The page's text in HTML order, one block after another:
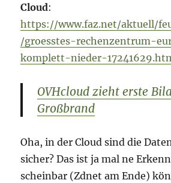
Cloud:
https://www.faz.net/aktuell/
/groesstes-rechenzentrum-
komplett-nieder-
OVHcloud zieht erste
Großbrand
Oha, in der Cloud sind die
sicher? Das ist ja mal ne
scheinbar (Zdnet am Ende)